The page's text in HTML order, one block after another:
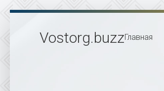
Vostorg.buzzГлавная